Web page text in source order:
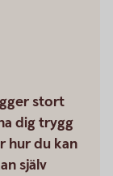
stort
dig trygg
hur du kan
själv